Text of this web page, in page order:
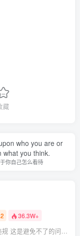
藏
who you are or
what you think.
你自己怎么看待
36.3W+
网盘有些资源会被扫描出来违规 这是避免不了的问题 遇到失效的请评论回复 后面会整理重新打包上传补档